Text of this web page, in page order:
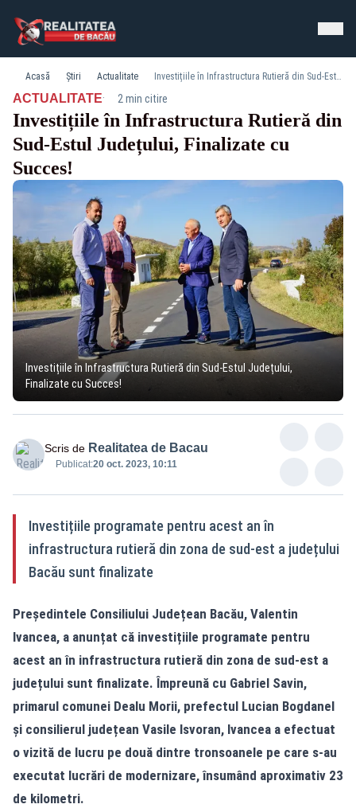
Acasă Știri Actualitate Investițiile în Infrastructura Rutieră din Sud-Estul Județului, Finalizate cu Succes!
ACTUALITATE· 2 min citire
Investițiile în Infrastructura Rutieră din
Sud-Estul Județului, Finalizate cu
Succes!
Investițiile în Infrastructura Rutieră din Sud-Estul Județului,
Finalizate cu Succes!
Scris de Realitatea de Bacau
Publicat:20 oct. 2023, 10:11
Investițiile programate pentru acest an în
infrastructura rutieră din zona de sud-est a județului
Bacău sunt finalizate
Președintele Consiliului Județean Bacău, Valentin
Ivancea, a anunțat că investițiile programate pentru
acest an în infrastructura rutieră din zona de sud-est a
județului sunt finalizate. Împreună cu Gabriel Savin,
primarul comunei Dealu Morii, prefectul Lucian Bogdanel
și consilierul județean Vasile Isvoran, Ivancea a efectuat
o vizită de lucru pe două dintre tronsoanele pe care s-au
executat lucrări de modernizare, însumând aproximativ 23
de kilometri.